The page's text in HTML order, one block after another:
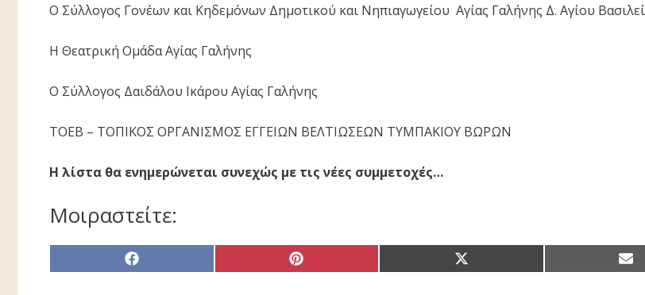
Ο Σύλλογος Γονέων και Κηδεμόνων Δημοτικού και Νηπιαγωγείου Αγίας Γαλήνης Δ. Αγίου
Η Θεατρική Ομάδα Αγίας Γαλήνης
Ο Σύλλογος Δαιδάλου Ικάρου Αγίας Γαλήνης
ΤΟΕΒ – ΤΟΠΙΚΟΣ ΟΡΓΑΝΙΣΜΟΣ ΕΓΓΕΙΩΝ ΒΕΛΤΙΩΣΕΩΝ ΤΥΜΠΑΚΙΟΥ ΒΩΡΩΝ
Η λίστα θα ενημερώνεται συνεχώς με τις νέες συμμετοχές…
Μοιραστείτε:
Share
on
Share
on
Share
on on